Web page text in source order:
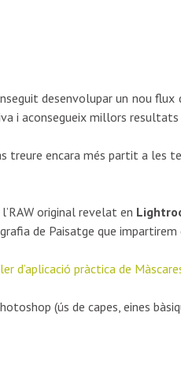
desenvolupar un nou
i aconsegueix millors resultats
treure encara més partit a
original revelat en
de Paisatge que impartirem
d’aplicació pràctica de
(ús de capes, eines